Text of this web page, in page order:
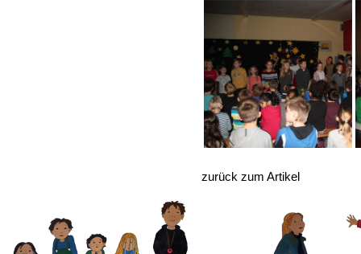
zurück zum Artikel